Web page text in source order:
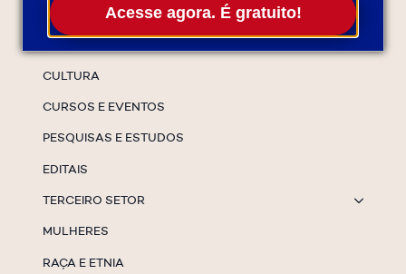
Acesse agora. É gratuito!
CULTURA
CURSOS E EVENTOS
PESQUISAS E ESTUDOS
EDITAIS
TERCEIRO SETOR
MULHERES
RAÇA E ETNIA